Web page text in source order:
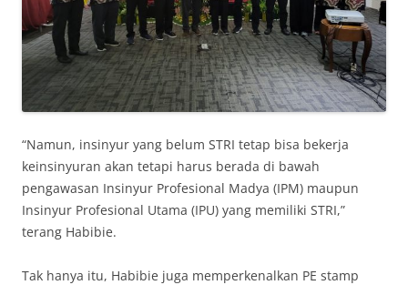
“Namun, insinyur yang belum STRI tetap bisa bekerja
keinsinyuran akan tetapi harus berada di bawah
pengawasan Insinyur Profesional Madya (IPM) maupun
Insinyur Profesional Utama (IPU) yang memiliki STRI,”
terang Habibie.
Tak hanya itu, Habibie juga memperkenalkan PE stamp